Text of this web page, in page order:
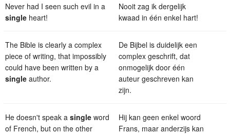
Never had I seen such evil in a
single heart!
Nooit zag ik dergelijk
kwaad in één enkel hart!
The Bible is clearly a complex
piece of writing, that impossibly
could have been written by a
single author.
De Bijbel is duidelijk een
complex geschrift, dat
onmogelijk door één
auteur geschreven kan
zijn.
He doesn't speak a single word
of French, but on the other
Hij kan geen enkel woord
Frans, maar anderzijs kan